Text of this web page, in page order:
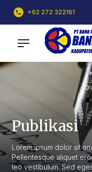
+62 272 322161
Publikasi
Lorem ipsum dolor sit
Pellentesque aliquet
leo vestibulum. Sed